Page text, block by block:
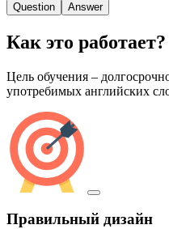
Question Answer
Как это работает?
Цель обучения –
употребимых английских
Правильный дизайн